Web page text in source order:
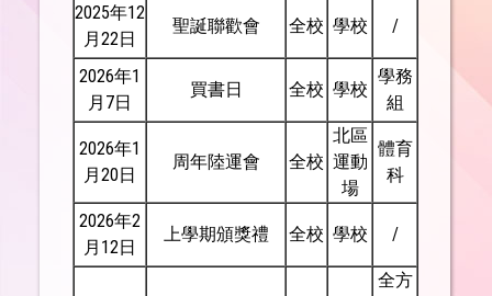
2025年12
月22日
聖誕聯歡會 全校 學校 /
2026年1
月7日
買書日 全校 學校
學務
組
2026年1
月20日
周年陸運會 全校
北區
運動
場
體育
科
2026年2
月12日
上學期頒獎禮 全校 學校 /
全方